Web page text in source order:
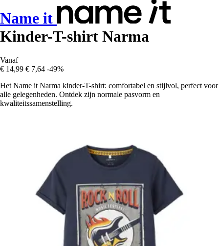
Name it
Kinder-T-shirt Narma
Vanaf
€ 14,99 € 7,64 -49%
Het Name it Narma kinder-T-shirt: comfortabel en stijlvol, perfect voor
alle gelegenheden. Ontdek zijn normale pasvorm en
kwaliteitssamenstelling.